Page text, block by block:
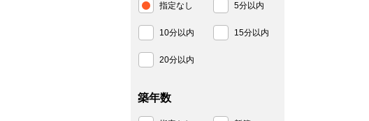
指定なし 5分以内
10分以内 15分以内
20分以内
築年数